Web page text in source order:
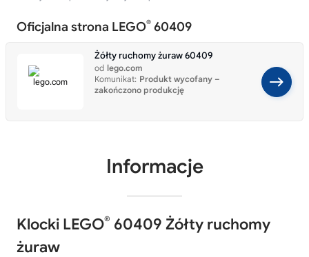
Oficjalna strona LEGO® 60409
Żółty ruchomy żuraw 60409
od lego.com
Komunikat: Produkt wycofany –
zakończono produkcję
Informacje
Klocki LEGO® 60409 Żółty ruchomy
żuraw